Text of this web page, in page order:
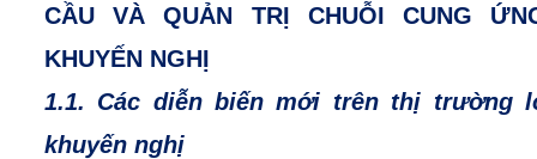
CẦU VÀ QUẢN TRỊ CHUỖI CUNG
KHUYẾN NGHỊ
1.1. Các diễn biến mới trên thị trường
khuyến nghị